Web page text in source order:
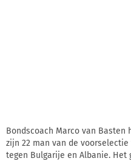
Bondscoach Marco van Basten
zijn 22 man van de
tegen Bulgarije en Albanie. Het